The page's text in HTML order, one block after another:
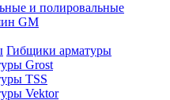
и полировальные
GM
Гибщики арматуры
Grost
TSS
Vektor